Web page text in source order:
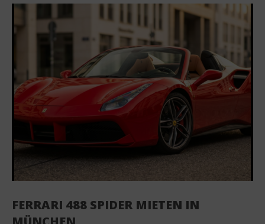
FERRARI 488 SPIDER MIETEN IN